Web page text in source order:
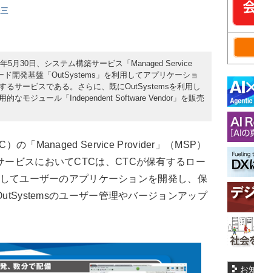
5月30日、システム構築サービス「Managed Service
開発基盤「OutSystems」を利用してアプリケーショ
るサービスである。さらに、既にOutSystemsを利用し
的なモジュール「Independent Software Vendor」を販売
の「Managed Service Provider」（MSP）
ービスにおいてCTCは、CTCが保有するロー
てユーザーのアプリケーションを開発し、保
のユーザー管理やバージョンアップ
お